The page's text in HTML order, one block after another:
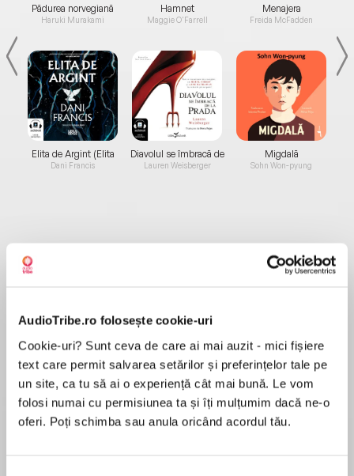
AudioTribe.ro folosește cookie-uri
Cookie-uri? Sunt ceva de care ai mai auzit - mici fișiere
text care permit salvarea setărilor și preferințelor tale pe
un site, ca tu să ai o experiență cât mai bună. Le vom
folosi numai cu permisiunea ta și îți mulțumim dacă ne-o
oferi. Poți schimba sau anula oricând acordul tău.
Pădurea norvegiană
Haruki Murakami
Elita de Argint (Elita
de...
Dani Francis
Hamnet
Maggie O'Farrell
Diavolul se îmbracă de
la...
Lauren Weisberger
Menajera
Freida McFadden
Migdală
Sohn Won-pyung
Despre
pe parcursul acestui demers, s-au luptat cu
durerea existenţială. Dar nu acesta a fost
motivul pentru care mi-au cerut ajutorul;
dimpotrivă, toţi zece sufereau de problemele
obişnuite ale vieţii cotidiene: singurătate,
dispreţ faţă de sine, impotenţă, migrene,
MAI MULT
Recenzii